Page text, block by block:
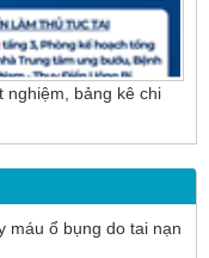
nghiệm, bảng kê chi
máu ổ bụng do tai nạn